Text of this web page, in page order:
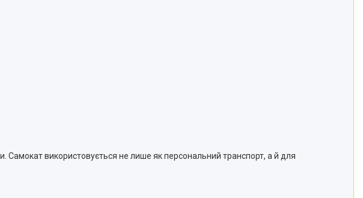
Самокат використовується не лише як персональний транспорт, а й для